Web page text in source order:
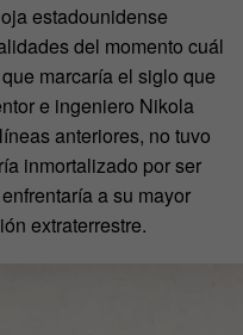
estadounidense
del momento cuál
marcaría el siglo que
e ingeniero Nikola
anteriores, no tuvo
inmortalizado por ser
a su mayor
extraterrestre.